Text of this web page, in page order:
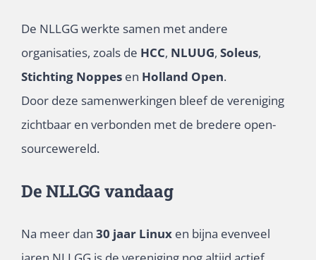
De NLLGG werkte samen met andere
organisaties, zoals de HCC, NLUUG, Soleus,
Stichting Noppesen Holland Open.
Door deze samenwerkingen bleef de vereniging
zichtbaar en verbonden met de bredere open-
sourcewereld.
De NLLGG vandaag
Na meer dan 30 jaar Linuxen bijna evenveel